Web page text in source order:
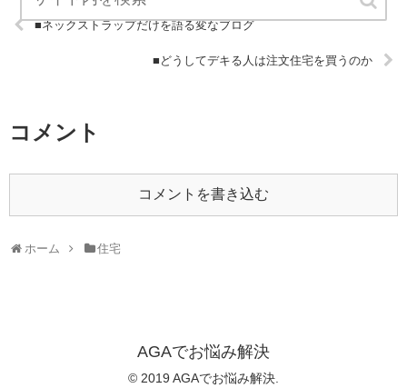
■ネックストラップだけを語る変なブログ
■どうしてデキる人は注文住宅を買うのか
コメント
コメントを書き込む
ホーム 住宅
AGAでお悩み解決
© 2019 AGAでお悩み解決.